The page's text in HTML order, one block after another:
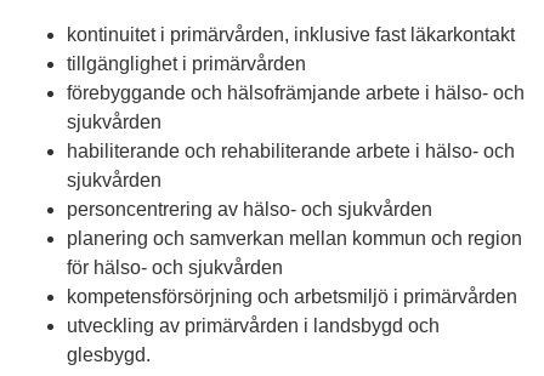
kontinuitet i primärvården, inklusive fast läkarkontakt
tillgänglighet i primärvården
förebyggande och hälsofrämjande arbete i hälso- och
sjukvården
habiliterande och rehabiliterande arbete i hälso- och
sjukvården
personcentrering av hälso- och sjukvården
planering och samverkan mellan kommun och region
för hälso- och sjukvården
kompetensförsörjning och arbetsmiljö i primärvården
utveckling av primärvården i landsbygd och
glesbygd.